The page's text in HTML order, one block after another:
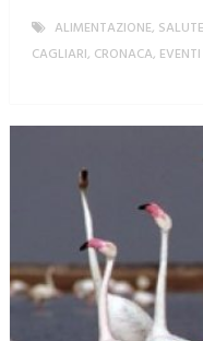
ALIMENTAZIONE,
CAGLIARI, CRONACA,